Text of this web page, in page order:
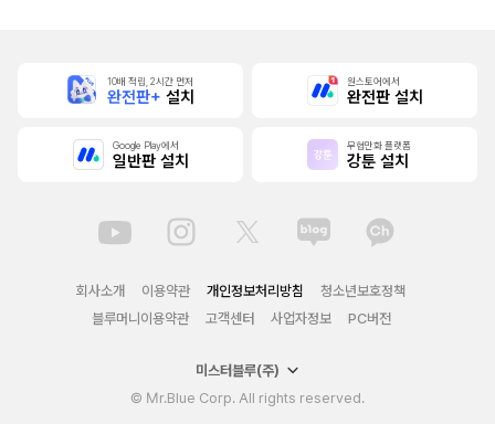
10배 적립, 2시간 먼저
완전판+ 설치
원스토어에서
완전판 설치
Google Play에서
일반판 설치
무협만화 플랫폼
강툰 설치
회사소개 이용약관 개인정보처리방침
청소년보호정책
블루머니이용약관
고객센터 사업자정보 PC버전
미스터블루(주)
© Mr.Blue Corp. All rights reserved.